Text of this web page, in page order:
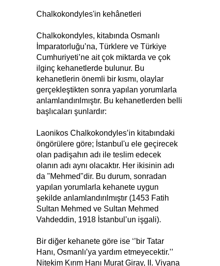
Chalkokondyles'in kehânetleri
Chalkokondyles, kitabında Osmanlı
İmparatorluğu’na, Türklere ve Türkiye
Cumhuriyeti’ne ait çok miktarda ve çok
ilginç kehanetlerde bulunur. Bu
kehanetlerin önemli bir kısmı, olaylar
gerçekleştikten sonra yapılan yorumlarla
anlamlandırılmıştır. Bu kehanetlerden belli
başlıcaları şunlardır:
Laonikos Chalkokondyles’in kitabındaki
öngörülere göre; İstanbul'u ele geçirecek
olan padişahın adı ile teslim edecek
olanın adı aynı olacaktır. Her ikisinin adı
da "Mehmed"dir. Bu durum, sonradan
yapılan yorumlarla kehanete uygun
şekilde anlamlandırılmıştır (1453 Fatih
Sultan Mehmed ve Sultan Mehmed
Vahdeddin, 1918 İstanbul’un işgali).
Bir diğer kehanete göre ise ‘’bir Tatar
Hanı, Osmanlı’ya yardım etmeyecektir.’’
Nitekim Kırım Hanı Murat Giray, II. Viyana